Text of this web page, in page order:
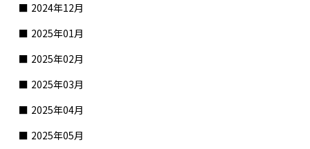
2024年12月
2025年01月
2025年02月
2025年03月
2025年04月
2025年05月